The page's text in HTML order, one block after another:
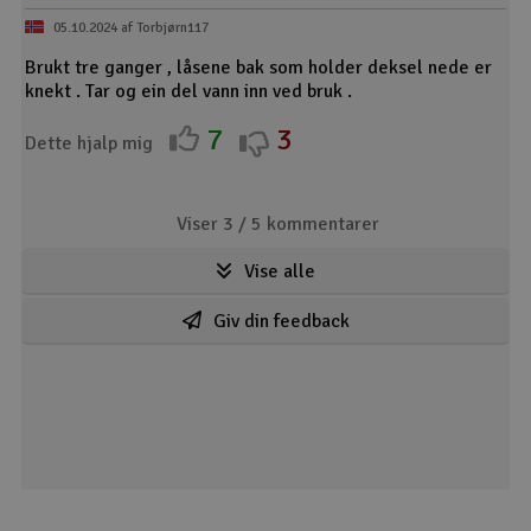
05.10.2024 af Torbjørn117
Brukt tre ganger , låsene bak som holder deksel nede er
knekt . Tar og ein del vann inn ved bruk .
Dette hjalp mig 7 3
Viser 3 / 5 kommentarer
Vise alle
Giv din feedback